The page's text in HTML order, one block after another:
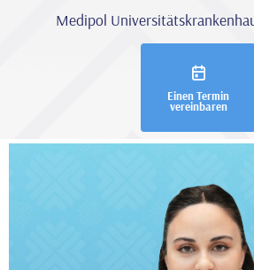
Medipol
Einen Termin
vereinbaren